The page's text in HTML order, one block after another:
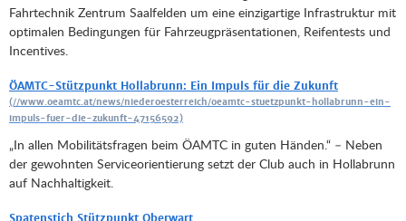
Fahrtechnik Zentrum Saalfelden um eine einzigartige Infrastruktur mit
optimalen Bedingungen für Fahrzeugpräsentationen, Reifentests und
Incentives.
ÖAMTC-Stützpunkt Hollabrunn: Ein Impuls für die Zukunft
„In allen Mobilitätsfragen beim ÖAMTC in guten Händen.“ – Neben
der gewohnten Serviceorientierung setzt der Club auch in Hollabrunn
auf Nachhaltigkeit.